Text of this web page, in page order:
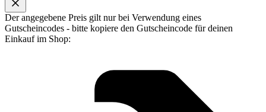
Der angegebene Preis gilt nur bei Verwendung eines
Gutscheincodes - bitte kopiere den Gutscheincode für deinen
Einkauf im Shop: